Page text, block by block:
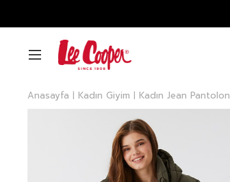
Anasayfa Kadın Giyim Kadın Jean Pantolon